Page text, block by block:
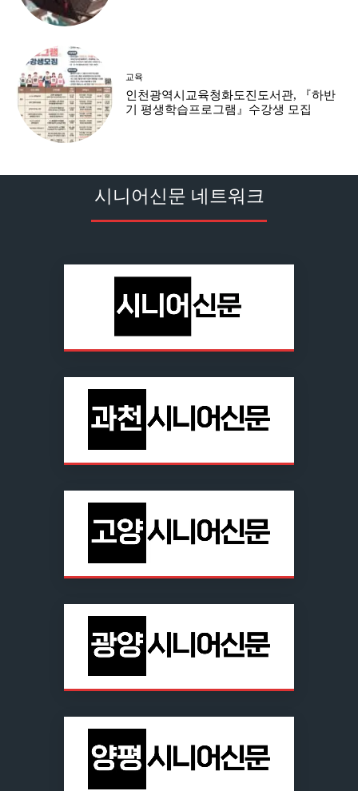
교육
인천광역시교육청화도진도서관, 『하반
기 평생학습프로그램』수강생 모집
시니어신문 네트워크